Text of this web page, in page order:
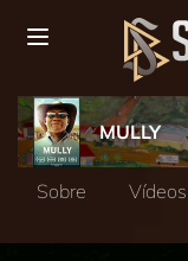
MULLY
Sobre Vídeos